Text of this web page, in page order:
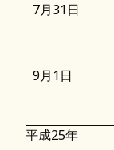
7月31日
9月1日
平成25年